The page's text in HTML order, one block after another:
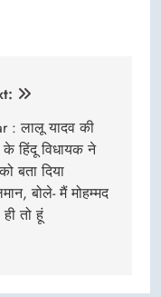
: लालू यादव की
के हिंदू विधायक ने
बता दिया
बोले- मैं मोहम्मद
ही तो हूं